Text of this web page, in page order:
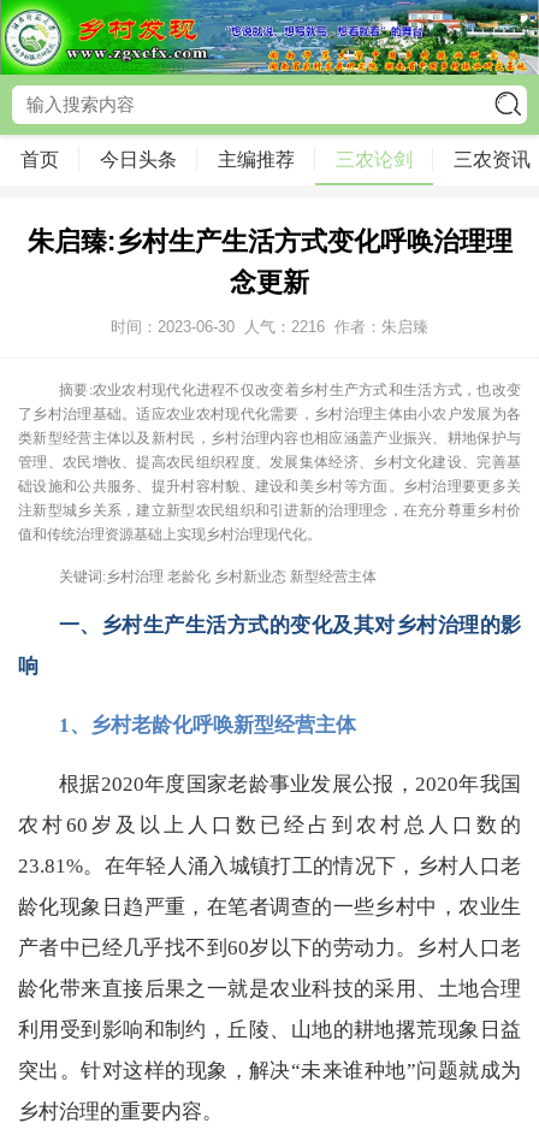
首页 今日头条 主编推荐 三农论剑 三农资讯
朱启臻:乡村生产生活方式变化呼唤治理理
念更新
时间：2023-06-30 人气： 2216 作者：朱启臻
摘要:农业农村现代化进程不仅改变着乡村生产方式和生活方式，也改变
了乡村治理基础。适应农业农村现代化需要，乡村治理主体由小农户发展为各
类新型经营主体以及新村民，乡村治理内容也相应涵盖产业振兴、耕地保护与
管理、农民增收、提高农民组织程度、发展集体经济、乡村文化建设、完善基
础设施和公共服务、提升村容村貌、建设和美乡村等方面。乡村治理要更多关
注新型城乡关系，建立新型农民组织和引进新的治理理念，在充分尊重乡村价
值和传统治理资源基础上实现乡村治理现代化。
关键词:乡村治理 老龄化 乡村新业态 新型经营主体
一、乡村生产生活方式的变化及其对乡村治理的影
响
1、乡村老龄化呼唤新型经营主体
根据2020年度国家老龄事业发展公报，2020年我国
农村60岁及以上人口数已经占到农村总人口数的
23.81%。在年轻人涌入城镇打工的情况下，乡村人口老
龄化现象日趋严重，在笔者调查的一些乡村中，农业生
产者中已经几乎找不到60岁以下的劳动力。乡村人口老
龄化带来直接后果之一就是农业科技的采用、土地合理
利用受到影响和制约，丘陵、山地的耕地撂荒现象日益
突出。针对这样的现象，解决“未来谁种地”问题就成为
乡村治理的重要内容。